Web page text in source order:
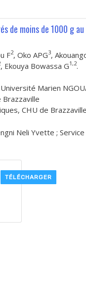
de moins de 1000 g
F2, Oko APG3,
, Ekouya Bowassa G1,2.
Marien
Brazzaville
CHU de Brazzaville
Neli Yvette ;
TÉLÉCHARGER